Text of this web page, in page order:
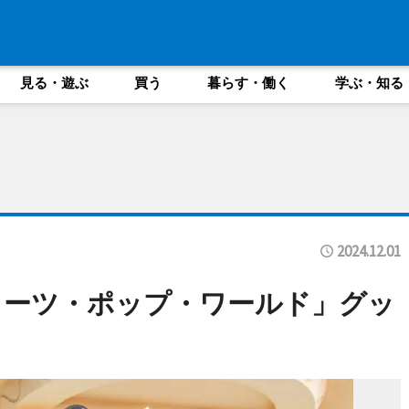
見る・遊ぶ 買う 暮らす・働く 学ぶ・知る
2024.12.01
ツ・ポップ・ワールド」グッ